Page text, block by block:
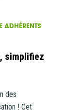
ADHÉRENTS
simplifiez
des
! Cet